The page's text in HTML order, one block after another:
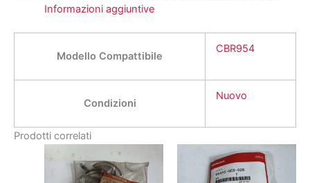
Informazioni aggiuntive
Modello Compattibile
CBR954
Condizioni
Nuovo
Prodotti correlati